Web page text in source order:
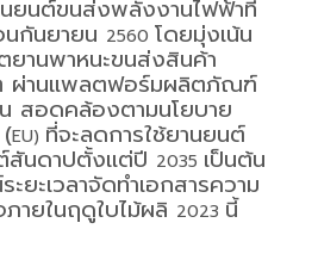
ยนต์ขนส่งพลังงานไฟฟ้าที่
กันยายน 2560 โดยมุ่งเน้น
านพาหนะขนส่งสินค้า
ผ่านแพลตฟอร์มผลิตภัณฑ์
สอดคล้องตามนโยบาย
EU) ที่จะลดการใช้ยานยนต์
สันดาปตั้งแต่ปี 2035 เป็นต้น
ยะเวลาจัดทำเอกสารความ
ายในฤดูใบไม้ผลิ 2023 นี้